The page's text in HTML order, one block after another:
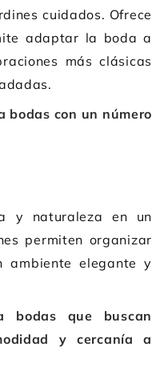
cuidados. Ofrece
adaptar la boda a
más clásicas
bodas con un número
y naturaleza en un
permiten organizar
ambiente elegante y
bodas que buscan
y cercanía a